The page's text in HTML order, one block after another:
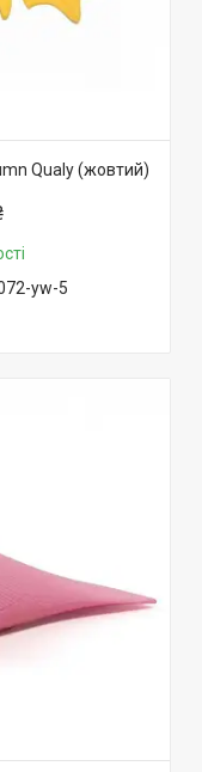
Qualy (жовтий)
yw-5